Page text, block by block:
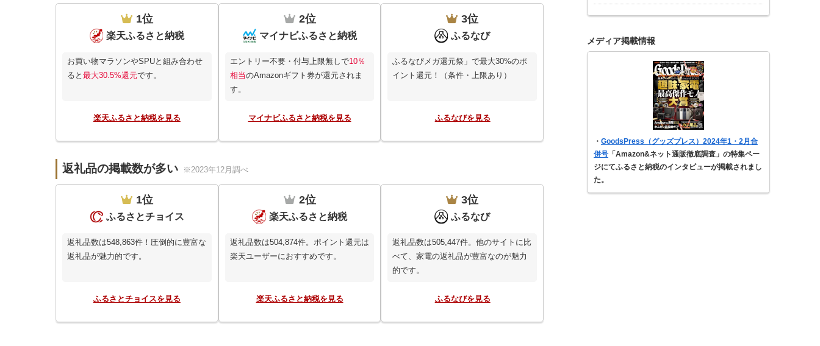
1位
楽天ふるさと納税
お買い物マラソンやSPUと組み合わせ
ると 最大30.5%還元です。
楽天ふるさと納税を見る
2位
マイナビふるさと納税
エントリー不要・付与上限無しで10％
相当のAmazonギフト券が還元されま
す。
マイナビふるさと納税を見る
3位
ふるなび
ふるなびメガ還元祭」で最大30%のポ
イント還元！（条件・上限あり）
ふるなびを見る
返礼品の掲載数が多い ※2023年12月調べ
1位
ふるさとチョイス
返礼品数は548,863件！圧倒的に豊富な
返礼品が魅力的です。
ふるさとチョイスを見る
2位
楽天ふるさと納税
返礼品数は504,874件。ポイント還元は
楽天ユーザーにおすすめです。
楽天ふるさと納税を見る
3位
ふるなび
返礼品数は505,447件。他のサイトに比
べて、家電の返礼品が豊富なのが魅力
的です。
ふるなびを見る
メディア掲載情報
・ GoodsPress（グッズプレス）2024年1・2月合
併号 「Amazon&ネット通販徹底調査」の特集ペー
ジにてふるさと納税のインタビューが掲載されまし
た。